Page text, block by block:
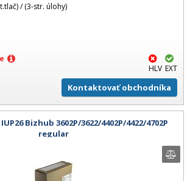
/ (3-str. úlohy)
HLV EXT
Kontaktovať obchodníka
Bizhub 3602P/3622/4402P/4422/4702P
regular